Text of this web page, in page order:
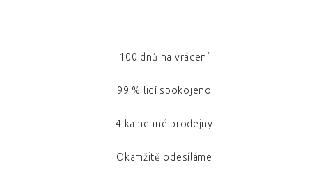
100 dnů na vrácení
99 % lidí spokojeno
4 kamenné prodejny
Okamžitě odesíláme